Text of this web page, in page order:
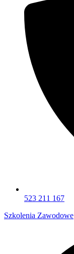
523 211 167
Szkolenia Zawodowe